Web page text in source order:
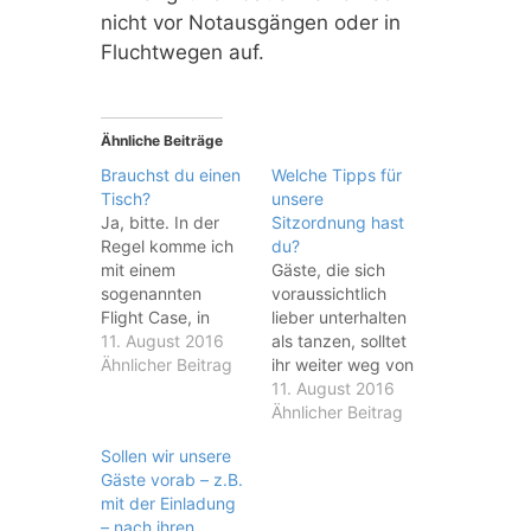
nicht vor Notausgängen oder in
Fluchtwegen auf.
Ähnliche Beiträge
Brauchst du einen
Tisch?
Ja, bitte. In der
Regel komme ich
mit einem
sogenannten
Flight Case, in
dem Laptop,
Controller,
und weitere
Technik eingebaut
und fertig
11. August 2016
Ähnlicher Beitrag
Welche Tipps für
unsere
Sitzordnung hast
du?
Gäste, die sich
voraussichtlich
lieber unterhalten
als tanzen, solltet
ihr weiter weg von
der Tanzfläche
positionieren. Dort
11. August 2016
Ähnlicher Beitrag
Sollen wir unsere
Gäste vorab – z.B.
mit der Einladung
– nach ihren